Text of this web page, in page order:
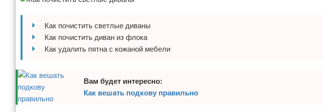
Ремонт дачи
Ремонт квартиры
Инструменты
Ванная
Домашний быт
Коммунальные услуги
Сантехника
Для правообладателей
Условия предоставления информации
Отказ от ответственности
Как почистить светлые диваны
Как почистить диван из флока
Как удалить пятна с кожаной мебели
Вам будет интересно:
Как вешать подкову правильно